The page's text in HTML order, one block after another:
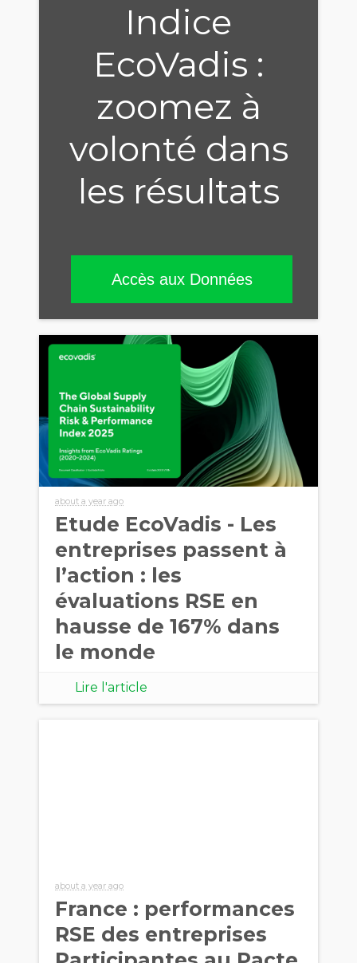
Indice
EcoVadis :
zoomez à
volonté dans
les résultats
Accès aux Données
about a year ago
Etude EcoVadis - Les
entreprises passent à
l’action : les
évaluations RSE en
hausse de 167% dans
le monde
Lire l'article
about a year ago
France : performances
RSE des entreprises